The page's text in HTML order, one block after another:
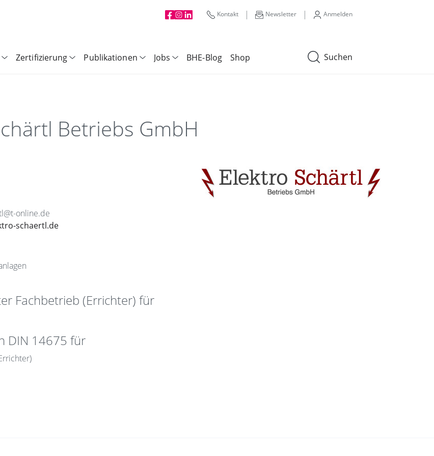
Suchen
Zertifizierung Publikationen Jobs BHE-Blog Shop
Kontakt | Newsletter | Anmelden
Betriebs GmbH
online.de
schaertl.de
Fachbetrieb (Errichter) für
DIN 14675 für